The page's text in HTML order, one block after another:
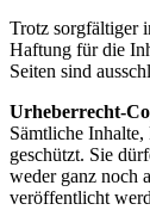
Trotz sorgfältiger
Haftung für die
Seiten sind
Urheberrecht-
Sämtliche
geschützt. Sie
weder ganz noch
veröffentlicht